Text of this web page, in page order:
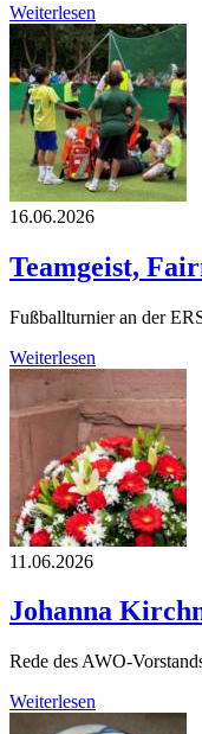
Weiterlesen
16.06.2026
Teamgeist,
Fußballturnier an der
Weiterlesen
11.06.2026
Johanna
Rede des AWO-
Weiterlesen